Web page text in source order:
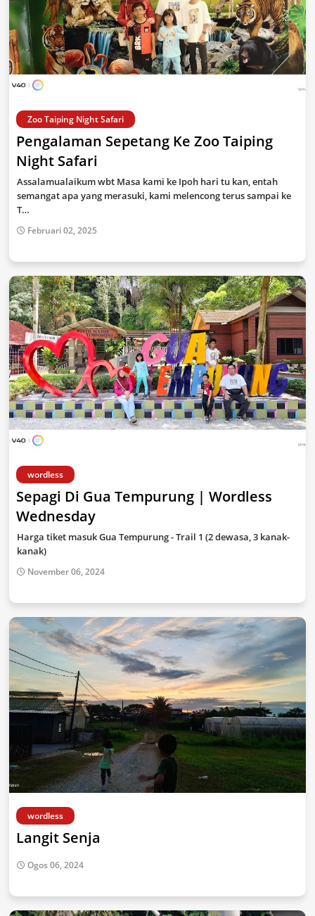
Zoo Taiping Night Safari
Pengalaman Sepetang Ke Zoo Taiping
Night Safari
Assalamualaikum wbt Masa kami ke Ipoh hari tu kan, entah
semangat apa yang merasuki, kami melencong terus sampai ke
T…
Februari 02, 2025
wordless
Sepagi Di Gua Tempurung | Wordless
Wednesday
Harga tiket masuk Gua Tempurung - Trail 1 (2 dewasa, 3 kanak-
kanak)
November 06, 2024
wordless
Langit Senja
Ogos 06, 2024